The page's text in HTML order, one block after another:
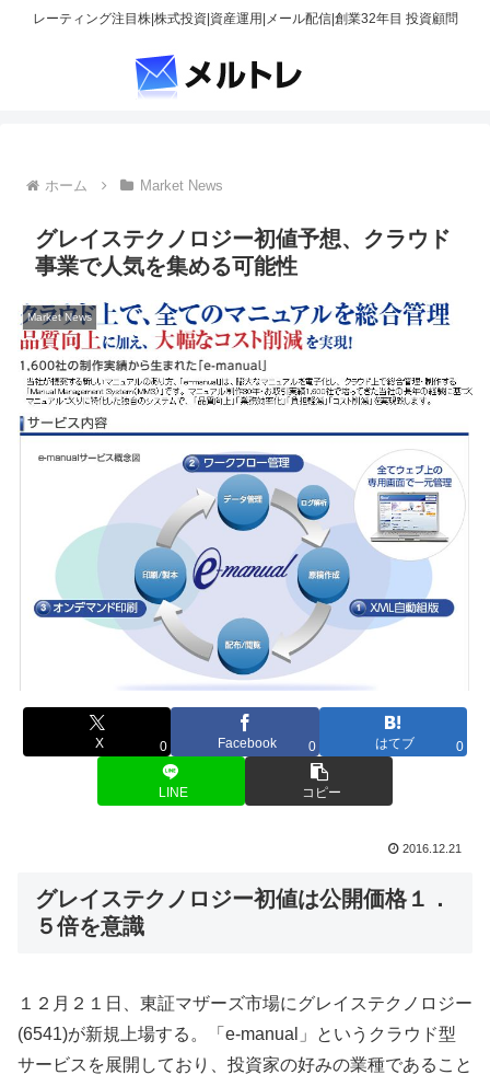
レーティング注目株|株式投資|資産運用|メール配信|創業32年目 投資顧問
ホーム Market News
グレイステクノロジー初値予想、クラウド
事業で人気を集める可能性
Market News
X 0 Facebook 0 はてブ 0
LINE コピー
2016.12.21
グレイステクノロジー初値は公開価格１．
５倍を意識
１２月２１日、東証マザーズ市場にグレイステクノロジー
(6541)が新規上場する。「e-manual」というクラウド型
サービスを展開しており、投資家の好みの業種であること